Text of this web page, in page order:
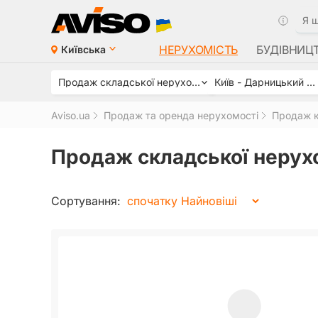
Київська НЕРУХОМІСТЬ
Продаж складської нерухомості Київ - Дарницький район
Aviso.ua Продаж та оренда нерухомості Продаж
Продаж складської
Сортування: